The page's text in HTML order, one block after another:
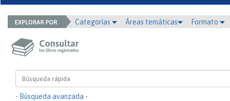
Categorías Áreas temáticas Formato
- Búsqueda avanzada -